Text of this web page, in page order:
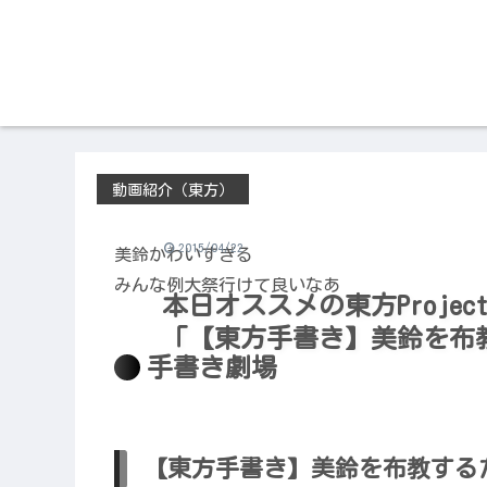
本日オススメの東方
「【東方手書き】美鈴を
動画紹介（東方）
2015/04/22
美鈴かわいすぎる
みんな例大祭行けて良いなあ
手書き劇場
【東方手書き】美鈴を布教す